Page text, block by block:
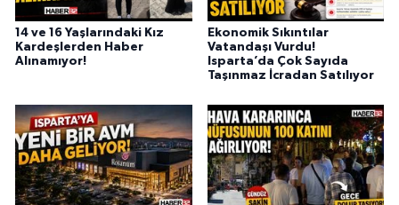
14 ve 16 Yaşlarındaki Kız
Kardeşlerden Haber
Alınamıyor!
Ekonomik Sıkıntılar
Vatandaşı Vurdu!
Isparta’da Çok Sayıda
Taşınmaz İcradan Satılıyor